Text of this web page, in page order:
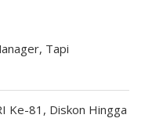
Tapi
Ke-81, Diskon Hingga